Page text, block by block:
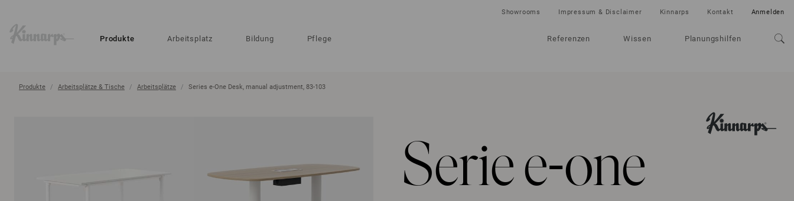
Produkte Arbeitsplatz Bildung Pflege Referenzen Wissen Planungshilfen
Showrooms Impressum & Disclaimer Kinnarps Kontakt Anmelden
Produkte Arbeitsplätze & Tische Arbeitsplätze Series e-One Desk, manual adjustment, 83-103
Serie e-one